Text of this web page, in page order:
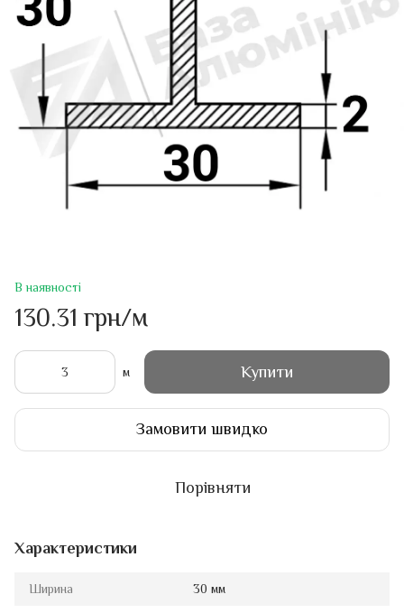
В наявності
130.31 грн/м
м Купити
Замовити швидко
Порівняти
Характеристики
Ширина 30 мм